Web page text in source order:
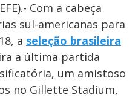
Com a cabeça
sul-americanas para
a seleção brasileira
a última partida
um amistoso
no Gillette Stadium,